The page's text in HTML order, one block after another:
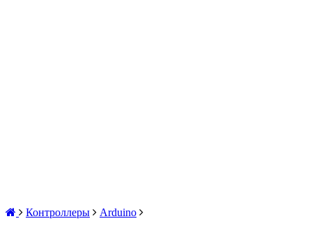
Контроллеры Arduino